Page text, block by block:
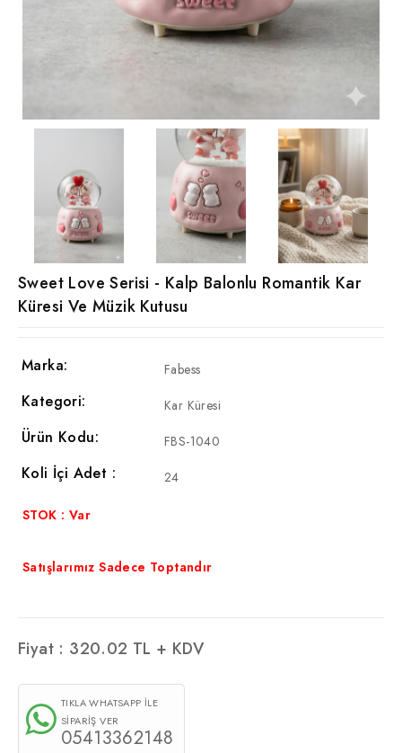
Sweet Love Serisi - Kalp Balonlu Romantik Kar
Küresi Ve Müzik Kutusu
Marka: Fabess
Kategori: Kar Küresi
Ürün Kodu: FBS-1040
Koli İçi Adet : 24
STOK : Var
Satışlarımız Sadece Toptandır
Fiyat : 320.02 TL + KDV
TIKLA WHATSAPP İLE
SİPARİŞ VER
05413362148